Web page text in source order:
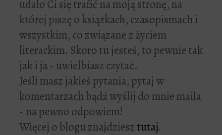
udało Ci się trafić na moją stronę, na
której piszę o książkach, czasopismach i
wszystkim, co związane z życiem
literackim. Skoro tu jesteś, to pewnie tak
jak i ja - uwielbiasz czytać.
Jeśli masz jakieś pytania, pytaj w
komentarzach bądź wyślij do mnie maila
- na pewno odpowiem!
Więcej o blogu znajdziesztutaj.